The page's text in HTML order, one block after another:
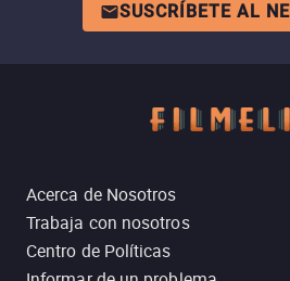
SUSCRÍBETE AL
Acerca de Nosotros
Trabaja con nosotros
Centro de Políticas